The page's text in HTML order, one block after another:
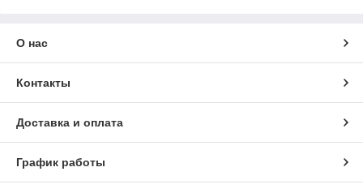
О нас
Контакты
Доставка и оплата
График работы